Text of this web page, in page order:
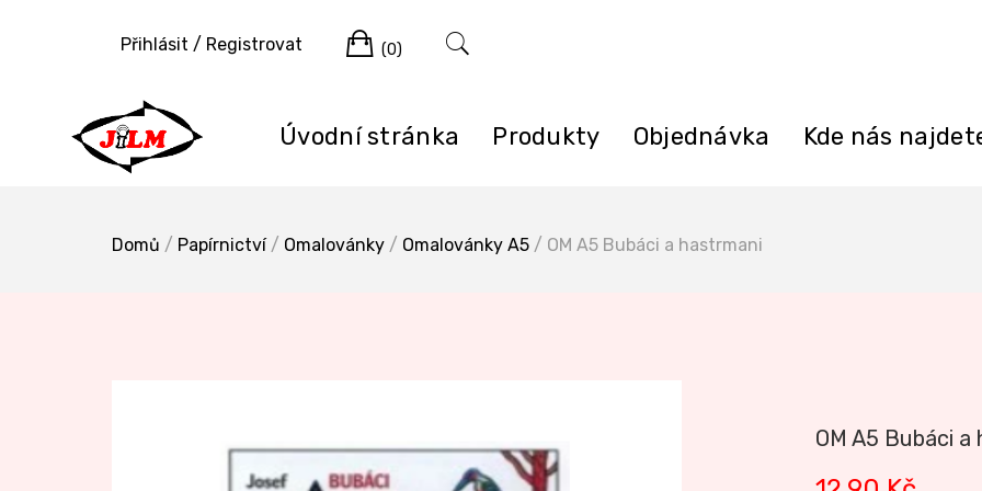
Úvodní stránka Produkty Objednávka Kde nás
Přihlásit / Registrovat Cart
(0)
Domů / Papírnictví/ Omalovánky / Omalovánky A5 / OM A5 Bubáci a hastrmani
OM A5 Bubáci a